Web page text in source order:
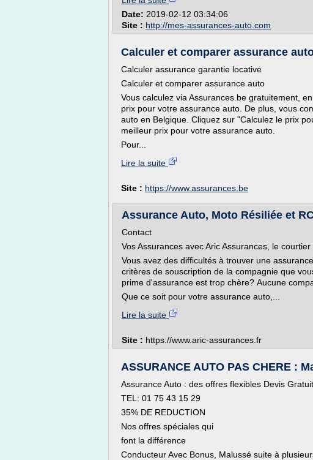
Date: 2019-02-12 03:34:06
Site : http://mes-assurances-auto.com
Calculer et comparer assurance
Calculer assurance garantie locative
Calculer et comparer assurance auto
Vous calculez via Assurances.be gratuitement,
prix pour votre assurance auto. De plus, vous
auto en Belgique. Cliquez sur "Calculez le prix
meilleur prix pour votre assurance auto.
Pour...
Lire la suite
Site : https://www.assurances.be
Assurance Auto, Moto Résiliée et
Contact
Vos Assurances avec Aric Assurances, le
Vous avez des difficultés à trouver une
critères de souscription de la compagnie que
prime d'assurance est trop chère? Aucune
Que ce soit pour votre assurance auto,...
Lire la suite
Site : https://www.aric-assurances.fr
ASSURANCE AUTO PAS CHERE :
Assurance Auto : des offres flexibles Devis Gratuit
TEL: 01 75 43 15 29
35% DE REDUCTION
Nos offres spéciales qui
font la différence
Conducteur Avec Bonus, Malussé suite à